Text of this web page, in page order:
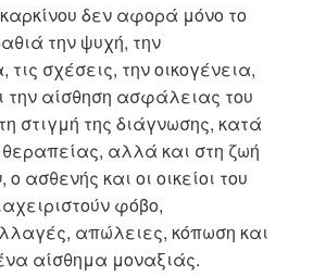
δεν αφορά μόνο το
την ψυχή, την
τις σχέσεις, την οικογένεια,
την αίσθηση ασφάλειας του
στιγμή της διάγνωσης, κατά
θεραπείας, αλλά και στη ζωή
ασθενής και οι οικείοι του
φόβο,
απώλειες, κόπωση και
αίσθημα μοναξιάς.